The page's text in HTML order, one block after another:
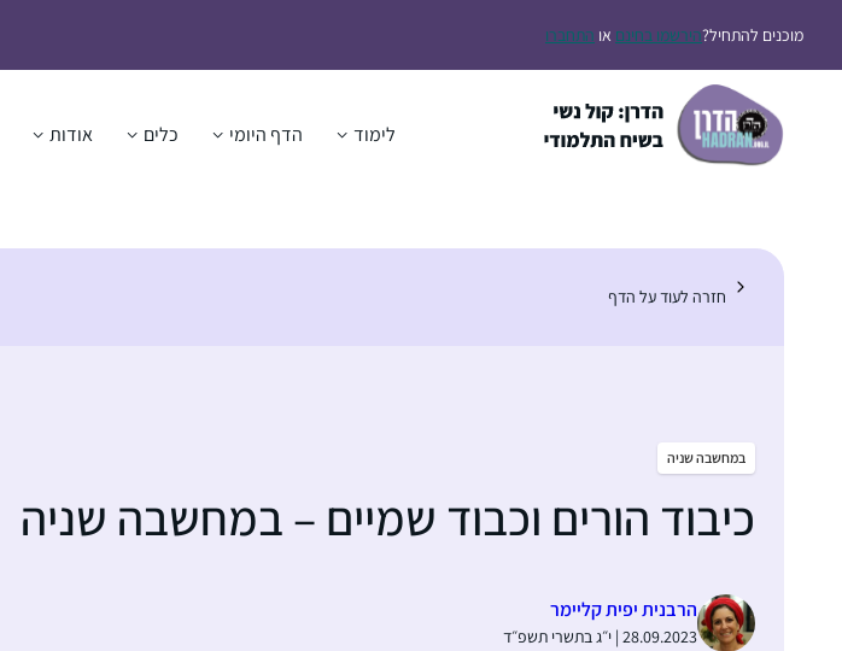
לתוכןמוכנים להתחיל?הירשמו בחינם או התחברו
לימוד הדף היומי כלים אודות
חזרה לעוד על הדף
במחשבה שניה
כיבוד הורים וכבוד שמיים – במחשבה שניה
הרבנית יפית קליימר
28.09.2023 | י״ג בתשרי תשפ״ד